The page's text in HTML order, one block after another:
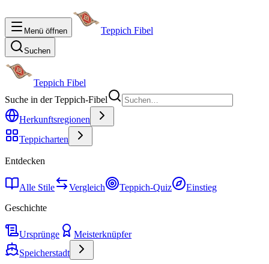
Menü öffnen Teppich Fibel
Suchen
Teppich Fibel
Suche in der Teppich-Fibel
Herkunftsregionen
Teppicharten
Entdecken
Alle Stile Vergleich Teppich-Quiz
Einstieg
Geschichte
Ursprünge
Meisterknüpfer
Speicherstadt